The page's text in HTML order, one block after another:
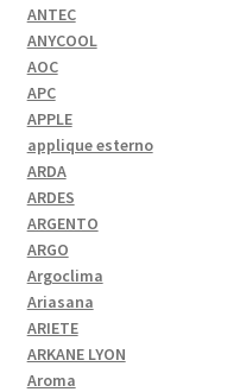
ANTEC
ANYCOOL
AOC
APC
APPLE
applique esterno
ARDA
ARDES
ARGENTO
ARGO
Argoclima
Ariasana
ARIETE
ARKANE LYON
Aroma